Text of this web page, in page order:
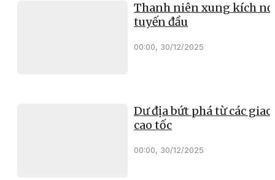
Thanh niên xung kích
tuyến đầu
00:00, 30/12/2025
Dư địa bứt phá từ các
cao tốc
00:00, 30/12/2025